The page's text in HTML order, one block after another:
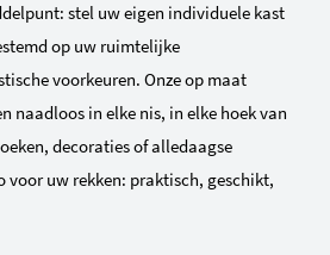
stel uw eigen individuele kast
op uw ruimtelijke
voorkeuren. Onze op maat
naadloos in elke nis, in elke hoek van
decoraties of alledaagse
voor uw rekken: praktisch, geschikt,